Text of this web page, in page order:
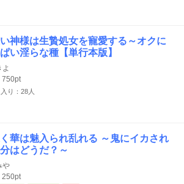
神様は生贄処女を寵愛する～オクに
い淫らな種【単行本版】
750pt
り：28人
華は魅入られ乱れる ～鬼にイカされ
はどうだ？～
や
250pt